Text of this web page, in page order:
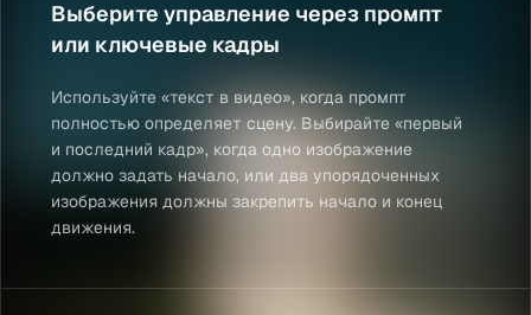
Выберите управление через промпт
или ключевые кадры
Используйте «текст в видео», когда промпт
полностью определяет сцену. Выбирайте «первый
и последний кадр», когда одно изображение
должно задать начало, или два упорядоченных
изображения должны закрепить начало и конец
движения.